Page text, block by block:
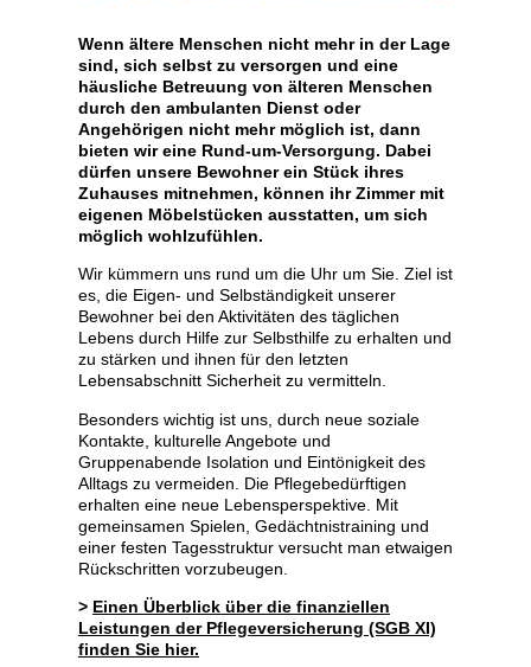
Wenn ältere Menschen nicht mehr in der Lage
sind, sich selbst zu versorgen und eine
häusliche Betreuung von älteren Menschen
durch den ambulanten Dienst oder
Angehörigen nicht mehr möglich ist, dann
bieten wir eine Rund-um-Versorgung. Dabei
dürfen unsere Bewohner ein Stück ihres
Zuhauses mitnehmen, können ihr Zimmer mit
eigenen Möbelstücken ausstatten, um sich
möglich wohlzufühlen.
Wir kümmern uns rund um die Uhr um Sie. Ziel ist
es, die Eigen- und Selbständigkeit unserer
Bewohner bei den Aktivitäten des täglichen
Lebens durch Hilfe zur Selbsthilfe zu erhalten und
zu stärken und ihnen für den letzten
Lebensabschnitt Sicherheit zu vermitteln.
Besonders wichtig ist uns, durch neue soziale
Kontakte, kulturelle Angebote und
Gruppenabende Isolation und Eintönigkeit des
Alltags zu vermeiden. Die Pflegebedürftigen
erhalten eine neue Lebensperspektive. Mit
gemeinsamen Spielen, Gedächtnistraining und
einer festen Tagesstruktur versucht man etwaigen
Rückschritten vorzubeugen.
> Einen Überblick über die finanziellen
Leistungen der Pflegeversicherung (SGB XI)
finden Sie hier.